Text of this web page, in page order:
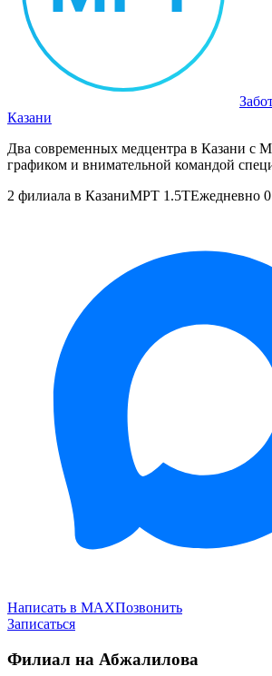
Казани
Два современных медцентра в Казани с
графиком и внимательной командой
2 филиала в КазаниМРТ 1.5TЕжедневно
Написать в MAXПозвонить
Записаться
Филиал на Абжалилова